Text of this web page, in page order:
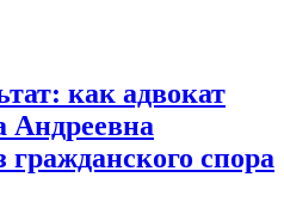
как адвокат
Андреевна
спора